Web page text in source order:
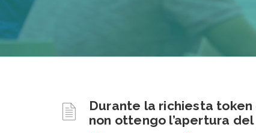
Durante la richiesta token
non ottengo l’apertura